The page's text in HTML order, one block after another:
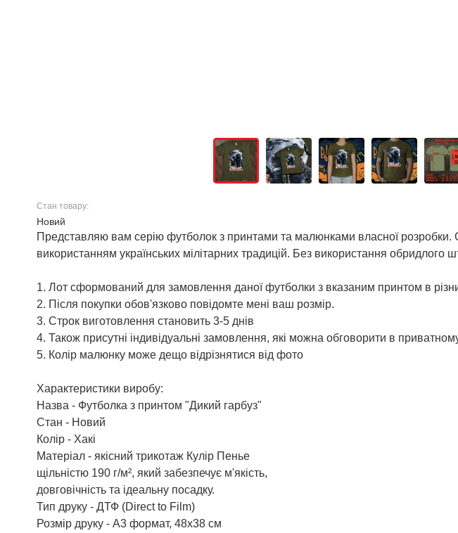
Стан товару:
Новий
Представляю вам серію футболок з принтами та малюнками власної розробки.
використанням українських мілітарних традицій. Без використання обридлого
1. Лот сформований для замовлення даної футболки з вказаним принтом в
2. Після покупки обов'язково повідомте мені ваш розмір.
3. Строк виготовлення становить 3-5 днів
4. Також присутні індивідуальні замовлення, які можна обговорити в
5. Колір малюнку може дещо відрізнятися від фото
Характеристики виробу:
Назва - Футболка з принтом "Дикий гарбуз"
Стан - Новий
Колір - Хакі
Матеріал - якісний трикотаж Кулір Пенье
щільністю 190 г/м², який забезпечує м'якість,
довговічність та ідеальну посадку.
Тип друку - ДТФ (Direct to Film)
Розмір друку - А3 формат, 48х38 см